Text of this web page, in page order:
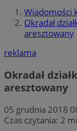
Wiadomości
Okradał
aresztowany
reklama
Okradał
aresztowany
05 grudnia 2018
Czas czytania: 2